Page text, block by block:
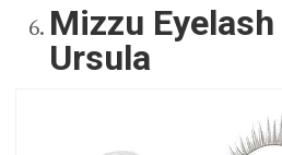
Mizzu
Ursula